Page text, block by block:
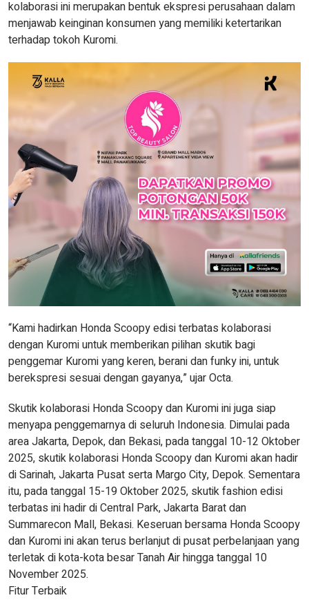
kolaborasi ini merupakan bentuk ekspresi perusahaan dalam
menjawab keinginan konsumen yang memiliki ketertarikan
terhadap tokoh Kuromi.
“Kami hadirkan Honda Scoopy edisi terbatas kolaborasi
dengan Kuromi untuk memberikan pilihan skutik bagi
penggemar Kuromi yang keren, berani dan funky ini, untuk
berekspresi sesuai dengan gayanya,” ujar Octa.
Skutik kolaborasi Honda Scoopy dan Kuromi ini juga siap
menyapa penggemarnya di seluruh Indonesia. Dimulai pada
area Jakarta, Depok, dan Bekasi, pada tanggal 10-12 Oktober
2025, skutik kolaborasi Honda Scoopy dan Kuromi akan hadir
di Sarinah, Jakarta Pusat serta Margo City, Depok. Sementara
itu, pada tanggal 15-19 Oktober 2025, skutik fashion edisi
terbatas ini hadir di Central Park, Jakarta Barat dan
Summarecon Mall, Bekasi. Keseruan bersama Honda Scoopy
dan Kuromi ini akan terus berlanjut di pusat perbelanjaan yang
terletak di kota-kota besar Tanah Air hingga tanggal 10
November 2025.
Fitur Terbaik